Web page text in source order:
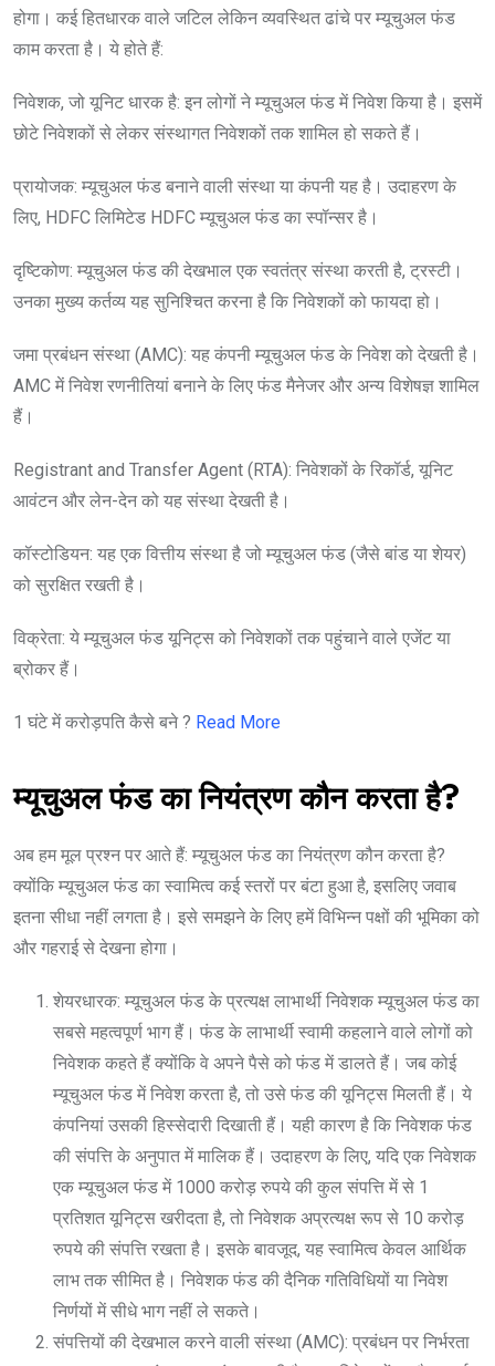
होगा। कई हितधारक वाले जटिल लेकिन व्यवस्थित ढांचे पर म्यूचुअल फंड
काम करता है। ये होते हैं:
निवेशक, जो यूनिट धारक है: इन लोगों ने म्यूचुअल फंड में निवेश किया है। इसमें
छोटे निवेशकों से लेकर संस्थागत निवेशकों तक शामिल हो सकते हैं।
प्रायोजक: म्यूचुअल फंड बनाने वाली संस्था या कंपनी यह है। उदाहरण के
लिए, HDFC लिमिटेड HDFC म्यूचुअल फंड का स्पॉन्सर है।
दृष्टिकोण: म्यूचुअल फंड की देखभाल एक स्वतंत्र संस्था करती है, ट्रस्टी।
उनका मुख्य कर्तव्य यह सुनिश्चित करना है कि निवेशकों को फायदा हो।
जमा प्रबंधन संस्था (AMC): यह कंपनी म्यूचुअल फंड के निवेश को देखती है।
AMC में निवेश रणनीतियां बनाने के लिए फंड मैनेजर और अन्य विशेषज्ञ शामिल
हैं।
Registrant and Transfer Agent (RTA): निवेशकों के रिकॉर्ड, यूनिट
आवंटन और लेन-देन को यह संस्था देखती है।
कॉस्टोडियन: यह एक वित्तीय संस्था है जो म्यूचुअल फंड (जैसे बांड या शेयर)
को सुरक्षित रखती है।
विक्रेता: ये म्यूचुअल फंड यूनिट्स को निवेशकों तक पहुंचाने वाले एजेंट या
ब्रोकर हैं।
1 घंटे में करोड़पति कैसे बने ? Read More
म्यूचुअल फंड का नियंत्रण कौन करता है?
अब हम मूल प्रश्न पर आते हैं: म्यूचुअल फंड का नियंत्रण कौन करता है?
क्योंकि म्यूचुअल फंड का स्वामित्व कई स्तरों पर बंटा हुआ है, इसलिए जवाब
इतना सीधा नहीं लगता है। इसे समझने के लिए हमें विभिन्न पक्षों की भूमिका को
और गहराई से देखना होगा।
शेयरधारक: म्यूचुअल फंड के प्रत्यक्ष लाभार्थी निवेशक म्यूचुअल फंड का
सबसे महत्वपूर्ण भाग हैं। फंड के लाभार्थी स्वामी कहलाने वाले लोगों को
निवेशक कहते हैं क्योंकि वे अपने पैसे को फंड में डालते हैं। जब कोई
म्यूचुअल फंड में निवेश करता है, तो उसे फंड की यूनिट्स मिलती हैं। ये
कंपनियां उसकी हिस्सेदारी दिखाती हैं। यही कारण है कि निवेशक फंड
की संपत्ति के अनुपात में मालिक हैं। उदाहरण के लिए, यदि एक निवेशक
एक म्यूचुअल फंड में 1000 करोड़ रुपये की कुल संपत्ति में से 1
प्रतिशत यूनिट्स खरीदता है, तो निवेशक अप्रत्यक्ष रूप से 10 करोड़
रुपये की संपत्ति रखता है। इसके बावजूद, यह स्वामित्व केवल आर्थिक
लाभ तक सीमित है। निवेशक फंड की दैनिक गतिविधियों या निवेश
निर्णयों में सीधे भाग नहीं ले सकते।
संपत्तियों की देखभाल करने वाली संस्था (AMC): प्रबंधन पर निर्भरता